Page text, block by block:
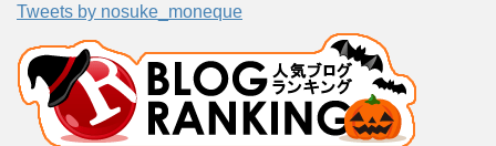
Tweets by nosuke_moneque